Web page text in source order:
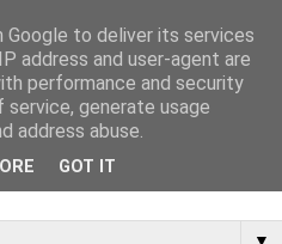
kurzů a co se na nich
▼
to deliver its services
address and user-agent are
performance and security
generate usage
address abuse.
GOT IT